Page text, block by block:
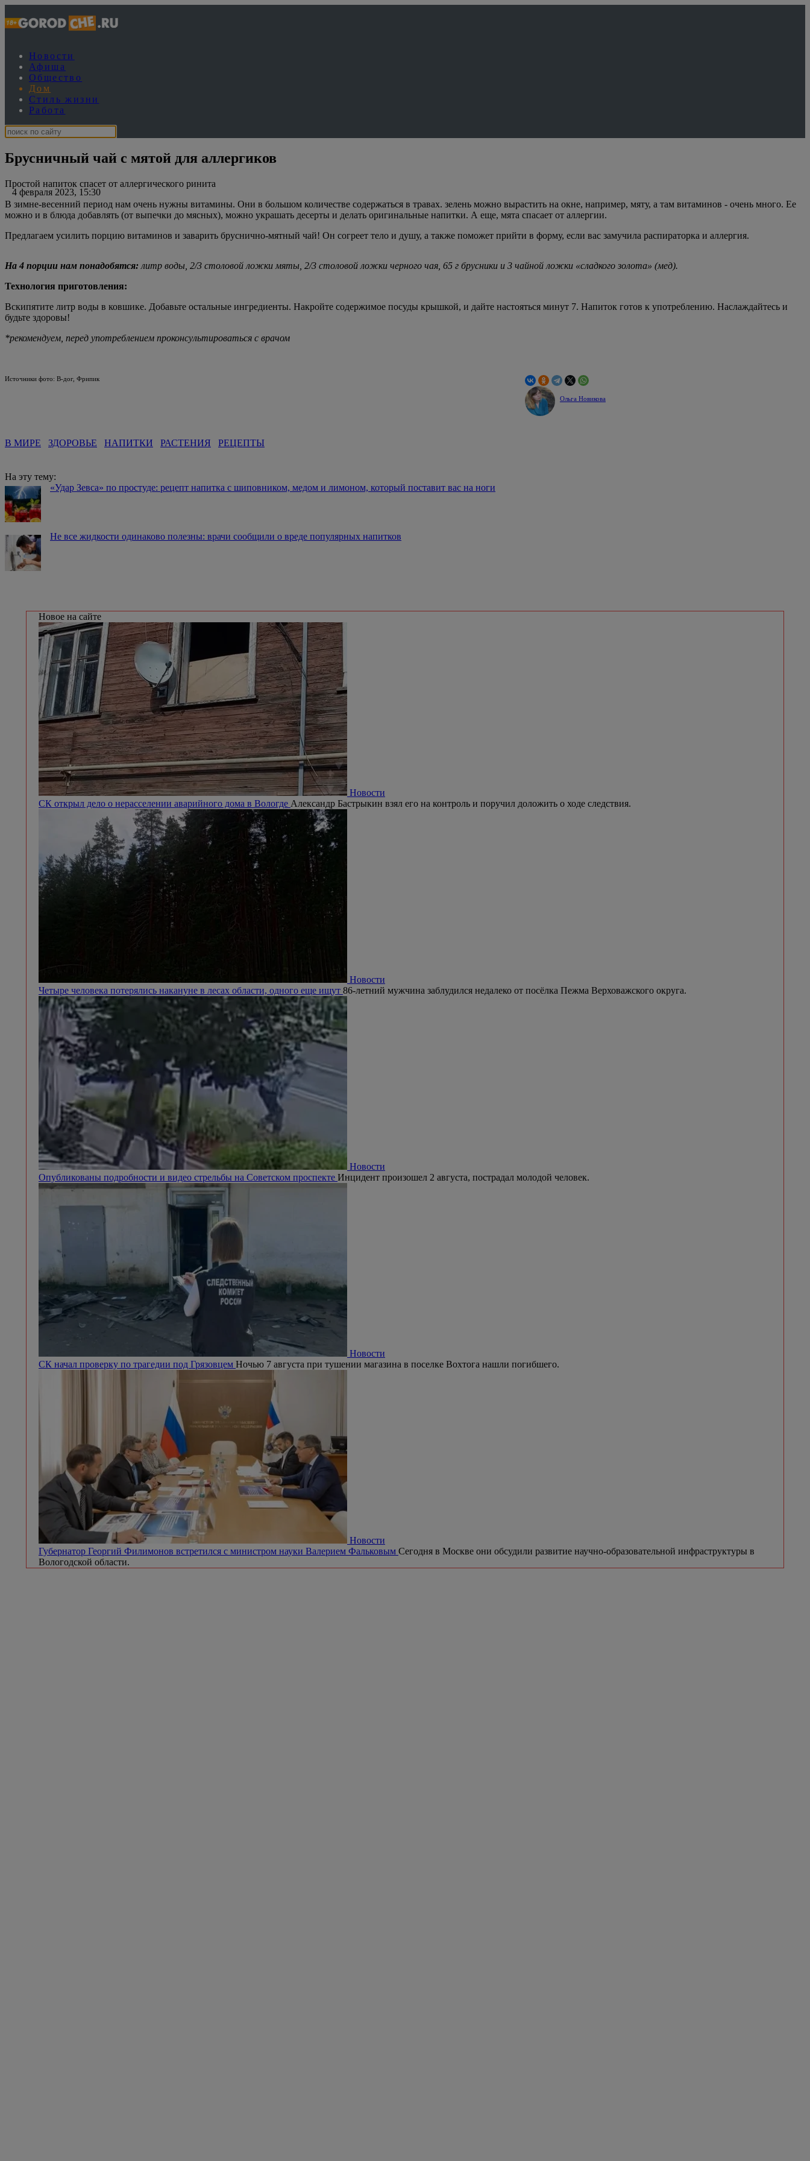
Новости
Афиша
Общество
Дом
Стиль жизни
Работа
Брусничный чай с мятой для аллергиков
4 февраля 2023, 15:30
Простой напиток спасет от аллергического ринита
В зимне-весенний период нам очень нужны витамины. Они в большом количестве содержаться в травах. зелень можно вырастить на окне, например, мяту, а там витаминов - очень много. Ее
можно и в блюда добавлять (от выпечки до мясных), можно украшать десерты и делать оригинальные напитки. А еще, мята спасает от аллергии.
Предлагаем усилить порцию витаминов и заварить бруснично-мятный чай! Он согреет тело и душу, а также поможет прийти в форму, если вас замучила распираторка и аллергия.
На 4 порции нам понадобятся: литр воды, 2/3 столовой ложки мяты, 2/3 столовой ложки черного чая, 65 г брусники и 3 чайной ложки «сладкого золота» (мед).
Технология приготовления:
Вскипятите литр воды в ковшике. Добавьте остальные ингредиенты. Накройте содержимое посуды крышкой, и дайте настояться минут 7. Напиток готов к употреблению. Наслаждайтесь и
будьте здоровы!
*рекомендуем, перед употреблением проконсультироваться с врачом
Источники фото: В-дог, Фрипик
Ольга Новикова
В МИРЕ ЗДОРОВЬЕ НАПИТКИ РАСТЕНИЯ РЕЦЕПТЫ
На эту тему:
«Удар Зевса» по простуде: рецепт напитка с шиповником, медом и лимоном, который поставит вас на ноги
Не все жидкости одинаково полезны: врачи сообщили о вреде популярных напитков
Новое на сайте
Новости
СК открыл дело о нерасселении аварийного дома в Вологде Александр Бастрыкин взял его на контроль и поручил доложить о ходе следствия.
Новости
Четыре человека потерялись накануне в лесах области, одного еще ищут 86-летний мужчина заблудился недалеко от посёлка Пежма Верховажского округа.
Новости
Опубликованы подробности и видео стрельбы на Советском проспекте Инцидент произошел 2 августа, пострадал молодой человек.
Новости
СК начал проверку по трагедии под Грязовцем Ночью 7 августа при тушении магазина в поселке Вохтога нашли погибшего.
Новости
Губернатор Георгий Филимонов встретился с министром науки Валерием Фальковым Сегодня в Москве они обсудили развитие научно-образовательной инфраструктуры в
Вологодской области.